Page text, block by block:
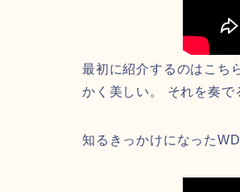
最初に紹介するのはこち
かく美しい。 それを奏で
知るきっかけになった